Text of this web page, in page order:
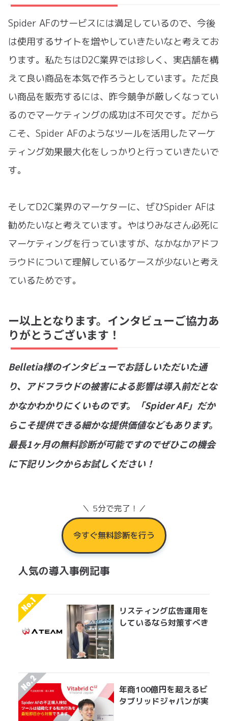
Spider AFのサービスには満足しているので、今後
は使用するサイトを増やしていきたいなと考えてお
ります。私たちはD2C業界では珍しく、実店舗を構
えて良い商品を本気で作ろうとしています。ただ良
い商品を販売するには、昨今競争が厳しくなってい
るのでマーケティングの成功は不可欠です。だから
こそ、Spider AFのようなツールを活用したマーケ
ティング効果最大化をしっかりと行っていきたいで
す。
そしてD2C業界のマーケターに、ぜひSpider AFは
勧めたいなと考えています。やはりみなさん必死に
マーケティングを行っていますが、なかなかアドフ
ラウドについて理解しているケースが少ないと考え
ているためです。
ー以上となります。インタビューご協力あ
りがとうございます！
Belletia様のインタビューでお話しいただいた通
り、アドフラウドの被害による影響は導入前だとな
かなかわかりにくいものです。「Spider AF」だか
らこそ提供できる細かな提供価値などもあります。
最長1ヶ月の無料診断が可能ですのでぜひこの機会
に下記リンクからお試しください！
＼ 5分で完了！／
今すぐ無料診断を行う
人気の導入事例記事
リスティング広告運用を
しているなら対策すべき
年商100億円を超えるビ
タブリッドジャパンが実